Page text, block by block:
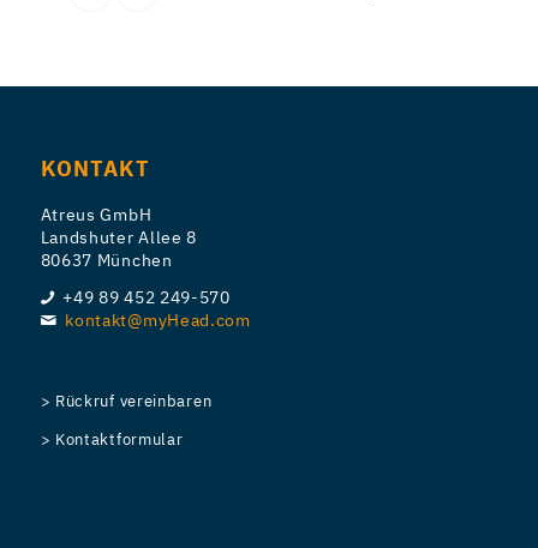
KONTAKT
Atreus GmbH
Landshuter Allee 8
80637 München
+49 89 452 249-570
kontakt@myHead.com
> Rückruf vereinbaren
> Kontaktformular